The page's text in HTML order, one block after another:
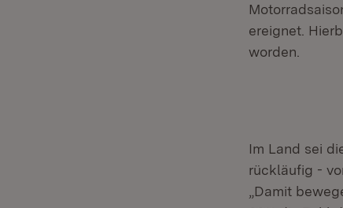
ereignet.
worden.
Im Land sei
rückläufig -
„Damit